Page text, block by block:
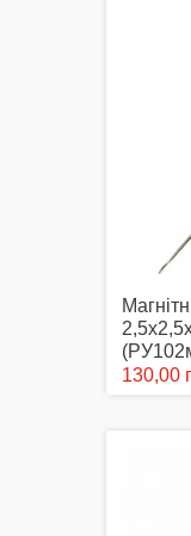
Сумки-
130,00